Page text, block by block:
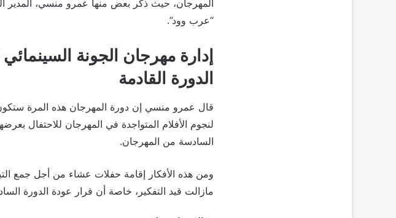
المهرجان، حيث ذكر بعض منها عمرو منسي، المدير
“عرب وود”.
إدارة مهرجان الجونة
الدورة القادمة
قال عمرو منسي إن دورة المهرجان هذه المرة
لنجوم الأفلام المتواجدة في المهرجان للاحتفال
السادسة من المهرجان.
ومن هذه الأفكار إقامة حفلات عشاء من أجل جمع
مازالت قيد التفكير، خاصة أن قرار عودة الدورة